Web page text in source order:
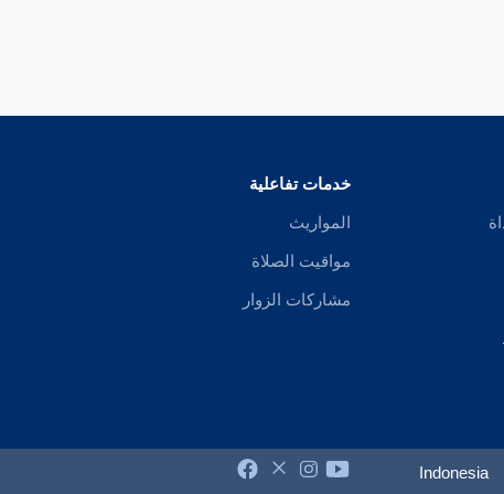
خدمات تفاعلية
المواريث
مواقيت الصلاة
مشاركات الزوار
Indonesia